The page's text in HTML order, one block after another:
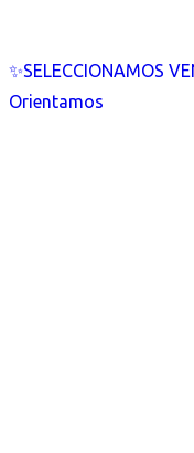
✨SELECCIONAMOS
Orientamos